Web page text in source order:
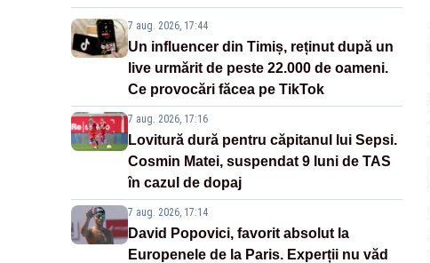
7 aug. 2026, 17:44
Un influencer din Timiș, reținut după un
live urmărit de peste 22.000 de oameni.
Ce provocări făcea pe TikTok
7 aug. 2026, 17:16
Lovitură dură pentru căpitanul lui Sepsi.
Cosmin Matei, suspendat 9 luni de TAS
în cazul de dopaj
7 aug. 2026, 17:14
David Popovici, favorit absolut la
Europenele de la Paris. Experții nu văd